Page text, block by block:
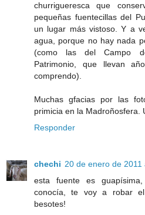
churrigueresca que
pequeñas fuentecillas del
un lugar más vistoso. Y a
agua, porque no hay nada
(como las del Campo
Patrimonio, que llevan
comprendo).
Muchas gfacias por las
primicia en la Madroñosfera.
Responder
chechi 20 de enero de 2011
esta fuente es
conocía, te voy a robar
besotes!